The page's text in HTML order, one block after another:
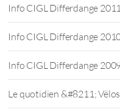
Info CIGL Differdange
Info CIGL Differdange
Info CIGL Differdange
Le quotidien &#8211;